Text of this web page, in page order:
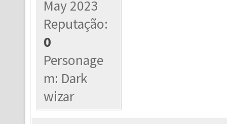
May 2023
Reputação:
0
Personage
m: Dark
wizar